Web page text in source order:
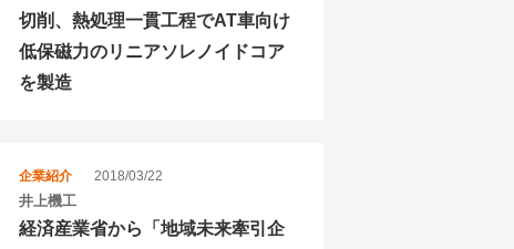
切削、熱処理一貫工程でAT車向け
低保磁力のリニアソレノイドコア
を製造
企業紹介 2018/03/22
井上機工
経済産業省から「地域未来牽引企